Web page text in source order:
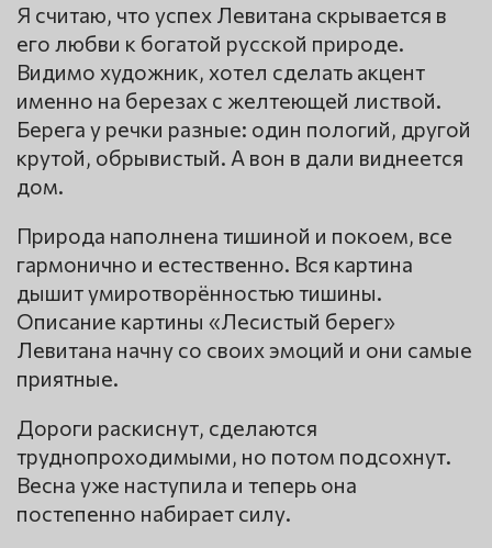
Я считаю, что успех Левитана скрывается в
его любви к богатой русской природе.
Видимо художник, хотел сделать акцент
именно на березах с желтеющей листвой.
Берега у речки разные: один пологий, другой
крутой, обрывистый. А вон в дали виднеется
дом.
Природа наполнена тишиной и покоем, все
гармонично и естественно. Вся картина
дышит умиротворённостью тишины.
Описание картины «Лесистый берег»
Левитана начну со своих эмоций и они самые
приятные.
Дороги раскиснут, сделаются
труднопроходимыми, но потом подсохнут.
Весна уже наступила и теперь она
постепенно набирает силу.